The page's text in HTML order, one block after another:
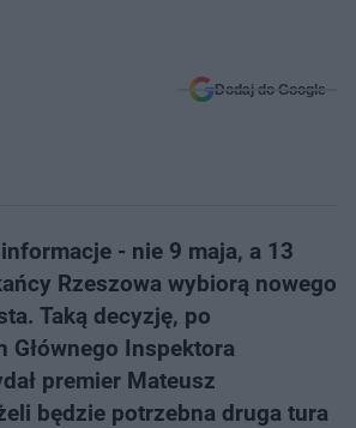
Dodaj do Google
- nie 9 maja, a 13
Rzeszowa wybiorą nowego
Taką decyzję, po
Głównego Inspektora
premier Mateusz
będzie potrzebna druga tura